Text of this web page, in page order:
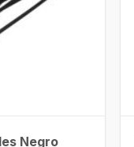
Negro